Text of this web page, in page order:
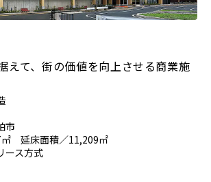
えて、街の価値を向上させる商業施
市
㎡ 延床面積／11,209㎡
ース方式